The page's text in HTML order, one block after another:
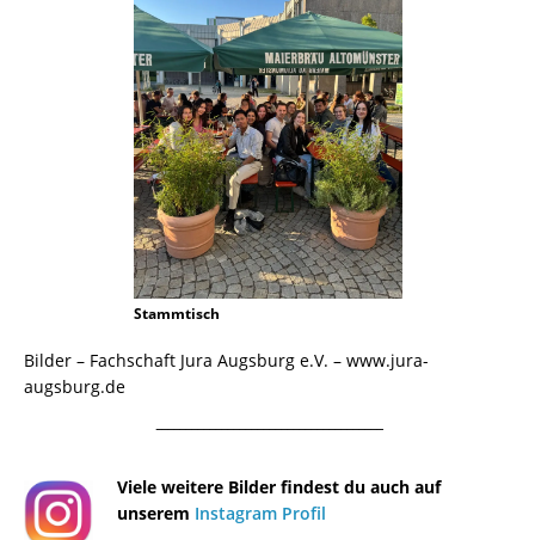
Stammtisch
Bilder – Fachschaft Jura Augsburg e.V. – www.jura-
augsburg.de
¯¯¯¯¯¯¯¯¯¯¯¯¯¯¯¯¯¯¯¯¯¯¯¯¯¯¯¯¯¯¯¯¯¯¯¯¯¯
Viele weitere Bilder findest du auch auf
unserem Instagram Profil